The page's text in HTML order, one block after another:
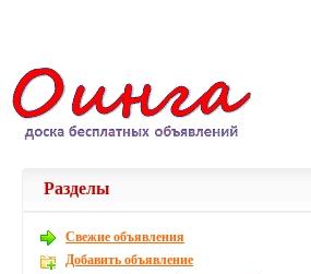
Разделы
Свежие объявления
Добавить объявление